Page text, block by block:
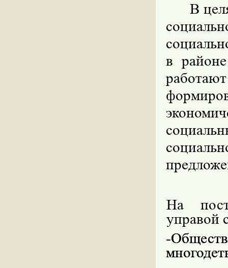
В
в
работают
На
управой
-